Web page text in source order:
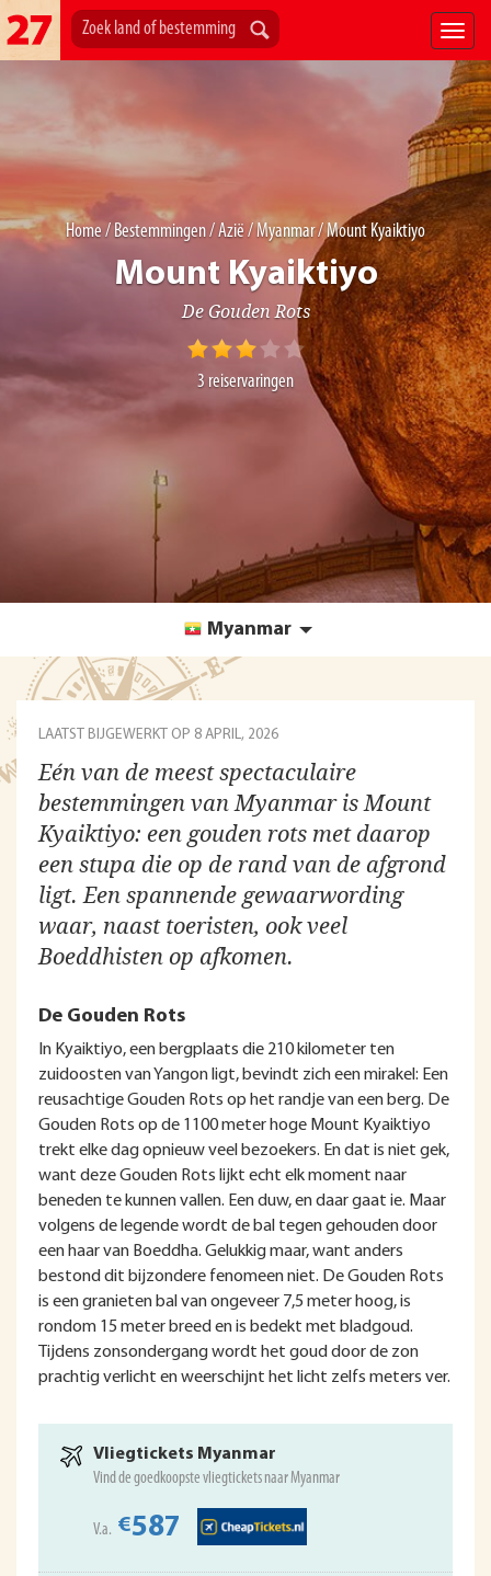
Home/ Bestemmingen/Azië /Myanmar/ Mount Kyaiktiyo
Mount Kyaiktiyo
De Gouden Rots
3 reiservaringen
Myanmar
LAATST BIJGEWERKT OP 8 APRIL, 2026
Eén van de meest spectaculaire
bestemmingen van Myanmar is Mount
Kyaiktiyo: een gouden rots met daarop
een stupa die op de rand van de afgrond
ligt. Een spannende gewaarwording
waar, naast toeristen, ook veel
Boeddhisten op afkomen.
De Gouden Rots
In Kyaiktiyo, een bergplaats die 210 kilometer ten
zuidoosten van Yangon ligt, bevindt zich een mirakel: Een
reusachtige Gouden Rots op het randje van een berg. De
Gouden Rots op de 1100 meter hoge Mount Kyaiktiyo
trekt elke dag opnieuw veel bezoekers. En dat is niet gek,
want deze Gouden Rots lijkt echt elk moment naar
beneden te kunnen vallen. Een duw, en daar gaat ie. Maar
volgens de legende wordt de bal tegen gehouden door
een haar van Boeddha. Gelukkig maar, want anders
bestond dit bijzondere fenomeen niet. De Gouden Rots
is een granieten bal van ongeveer 7,5 meter hoog, is
rondom 15 meter breed en is bedekt met bladgoud.
Tijdens zonsondergang wordt het goud door de zon
prachtig verlicht en weerschijnt het licht zelfs meters ver.
Vliegtickets Myanmar
Vind de goedkoopste vliegtickets naar Myanmar
V.a. €587